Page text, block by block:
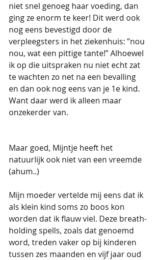
niet snel genoeg haar voeding, dan
ging ze enorm te keer! Dit werd ook
nog eens bevestigd door de
verpleegsters in het ziekenhuis: ”nou
nou, wat een pittige tante!” Alhoewel
ik op die uitspraken nu niet echt zat
te wachten zo net na een bevalling
en dan ook nog eens van je 1e kind.
Want daar werd ik alleen maar
onzekerder van.
Maar goed, Mijntje heeft het
natuurlijk ook niet van een vreemde
(ahum..)
Mijn moeder vertelde mij eens dat ik
als klein kind soms zo boos kon
worden dat ik flauw viel. Deze breath-
holding spells, zoals dat genoemd
word, treden vaker op bij kinderen
tussen zes maanden en vijf jaar oud